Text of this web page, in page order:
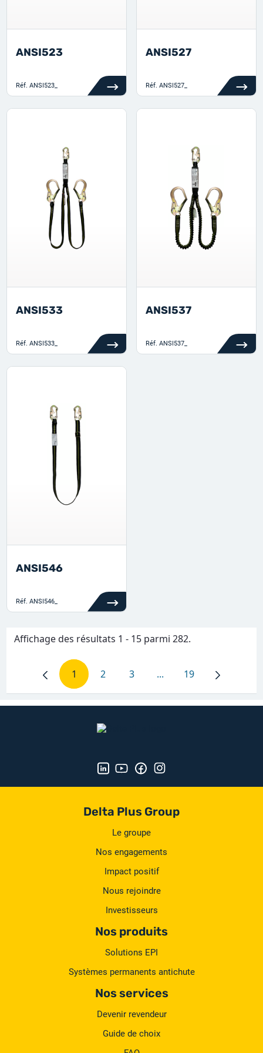
ANSI523
Réf. ANSI523_
ANSI527
Réf. ANSI527_
ANSI533
Réf. ANSI533_
ANSI537
Réf. ANSI537_
ANSI546
Réf. ANSI546_
Affichage des résultats 1 - 15 parmi 282.
Page
1 Page
2 Page
3 ...Pages intermédiaires
Page
19
Delta Plus Group
Le groupe
Nos engagements
Impact positif
Nous rejoindre
Investisseurs
Nos produits
Solutions EPI
Systèmes permanents antichute
Nos services
Devenir revendeur
Guide de choix